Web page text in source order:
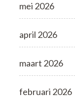
mei 2026
april 2026
maart 2026
februari 2026